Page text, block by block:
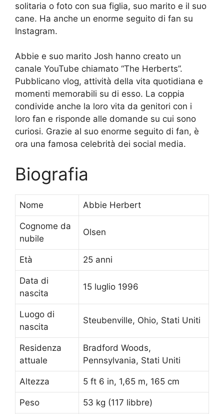
solitaria o foto con sua figlia, suo marito e il suo
cane. Ha anche un enorme seguito di fan su
Instagram.
Abbie e suo marito Josh hanno creato un
canale YouTube chiamato “The Herberts”.
Pubblicano vlog, attività della vita quotidiana e
momenti memorabili su di esso. La coppia
condivide anche la loro vita da genitori con i
loro fan e risponde alle domande su cui sono
curiosi. Grazie al suo enorme seguito di fan, è
ora una famosa celebrità dei social media.
Biografia
Nome Abbie Herbert
Cognome da
nubile
Olsen
Età 25 anni
Data di
nascita
15 luglio 1996
Luogo di
nascita
Steubenville, Ohio, Stati Uniti
Residenza
attuale
Bradford Woods,
Pennsylvania, Stati Uniti
Altezza 5 ft 6 in, 1,65 m, 165 cm
Peso 53 kg (117 libbre)